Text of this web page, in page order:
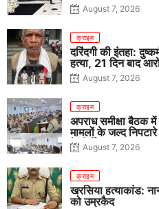
August 7, 2026
क्राइम
दरिंदगी की इंतहा:
हत्या, 21 दिन बाद
August 7, 2026
क्राइम
अपराध समीक्षा बैठक
मामलों के जल्द
के निर्देश
August 7, 2026
क्राइम
खरसिया हत्याकांड:
को उम्रकैद